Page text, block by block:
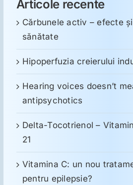
Articole recente
Cărbunele activ – efecte
sănătate
Hipoperfuzia creierului
Hearing voices doesn’t
antipsychotics
Delta-Tocotrienol –
21
Vitamina C: un nou
pentru epilepsie?